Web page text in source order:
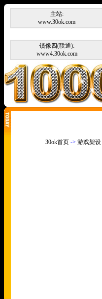
主站:
www.30ok.com
镜像四(联通):
www4.30ok.com
30ok首页 -> 游戏架设